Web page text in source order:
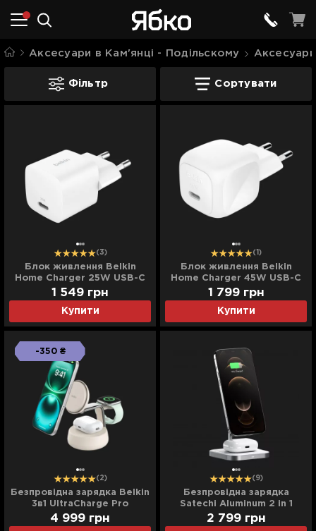
Аксесуари в Кам'янці - Подільскому
Зарядні пристрої в Кам'янці -
Фільтр Сортувати
(3)
Блок живлення Belkin
Home Charger 25W USB-C
PD (White) (WCA012KQWH)
Купити
1 549 грн
(1)
Блок живлення Belkin
Home Charger 45W USB-C
PD (White) (WCA013kqWH)
Купити
1 799 грн
-350 ₴
(2)
Безпровідна зарядка Belkin
3в1 UltraCharge Pro
Magnetic Charging 25Вт
Dock (Sand)
4 999 грн
(9)
Безпровідна зарядка
Satechi Aluminum 2 in 1
Magnetic Wireless Stand
(ST-WMCS2M)
2 799 грн